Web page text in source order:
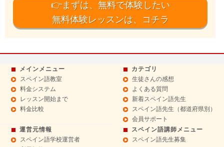
👉まずは、無料で体験したい
無料体験レッスンは、コチラ
メインメニュー
スペイン語教室
料金システム
レッスン開始まで
料金比較
カテゴリ
生徒さんの感想
よくある質問
新着スペイン語先生
スペイン語先生（都道府県別）
会員サポート
運営元情報
スペイン語学校運営者
スペイン語講師メニュー
スペイン語先生募集